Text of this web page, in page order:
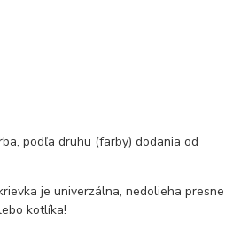
podľa druhu (farby) dodania od
je univerzálna, nedolieha presne
kotlíka!